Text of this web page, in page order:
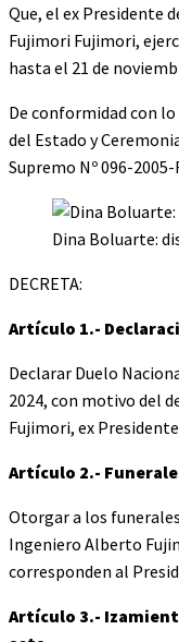
Que, el ex Presidente
Fujimori Fujimori,
hasta el 21 de
De conformidad con
del Estado y
Supremo Nº 096-2005-
Dina Boluarte:
DECRETA:
Artículo 1.-
Declarar Duelo
2024, con motivo del
Fujimori, ex
Artículo 2.-
Otorgar a los
Ingeniero Alberto
corresponden al
Artículo 3.-